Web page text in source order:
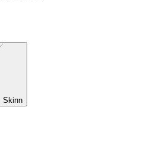
mangler
Skinn